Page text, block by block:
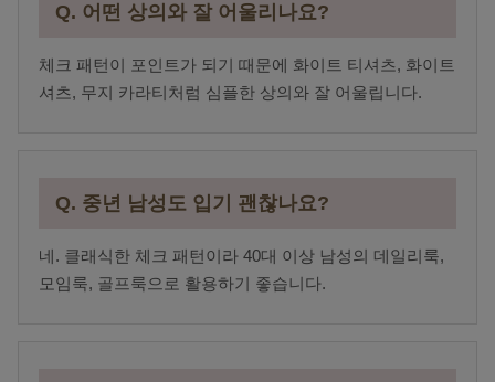
Q. 어떤 상의와 잘 어울리나요?
체크 패턴이 포인트가 되기 때문에 화이트 티셔츠, 화이트
셔츠, 무지 카라티처럼 심플한 상의와 잘 어울립니다.
Q. 중년 남성도 입기 괜찮나요?
네. 클래식한 체크 패턴이라 40대 이상 남성의 데일리룩,
모임룩, 골프룩으로 활용하기 좋습니다.